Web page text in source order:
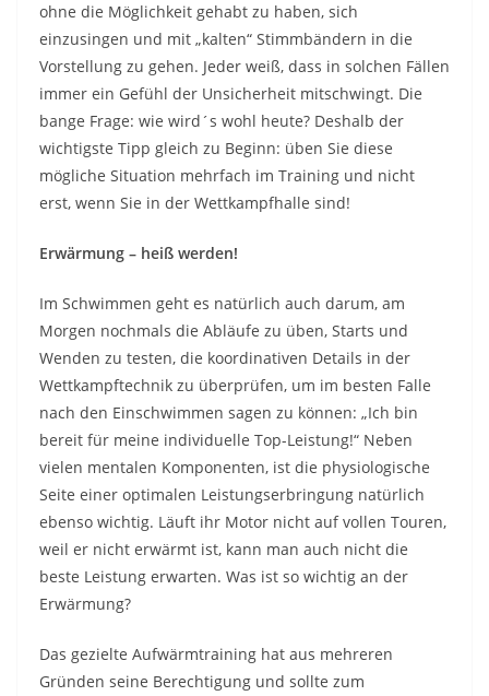
ohne die Möglichkeit gehabt zu haben, sich
einzusingen und mit „kalten“ Stimmbändern in die
Vorstellung zu gehen. Jeder weiß, dass in solchen Fällen
immer ein Gefühl der Unsicherheit mitschwingt. Die
bange Frage: wie wird´s wohl heute? Deshalb der
wichtigste Tipp gleich zu Beginn: üben Sie diese
mögliche Situation mehrfach im Training und nicht
erst, wenn Sie in der Wettkampfhalle sind!
Erwärmung – heiß werden!
Im Schwimmen geht es natürlich auch darum, am
Morgen nochmals die Abläufe zu üben, Starts und
Wenden zu testen, die koordinativen Details in der
Wettkampftechnik zu überprüfen, um im besten Falle
nach den Einschwimmen sagen zu können: „Ich bin
bereit für meine individuelle Top-Leistung!“ Neben
vielen mentalen Komponenten, ist die physiologische
Seite einer optimalen Leistungserbringung natürlich
ebenso wichtig. Läuft ihr Motor nicht auf vollen Touren,
weil er nicht erwärmt ist, kann man auch nicht die
beste Leistung erwarten. Was ist so wichtig an der
Erwärmung?
Das gezielte Aufwärmtraining hat aus mehreren
Gründen seine Berechtigung und sollte zum